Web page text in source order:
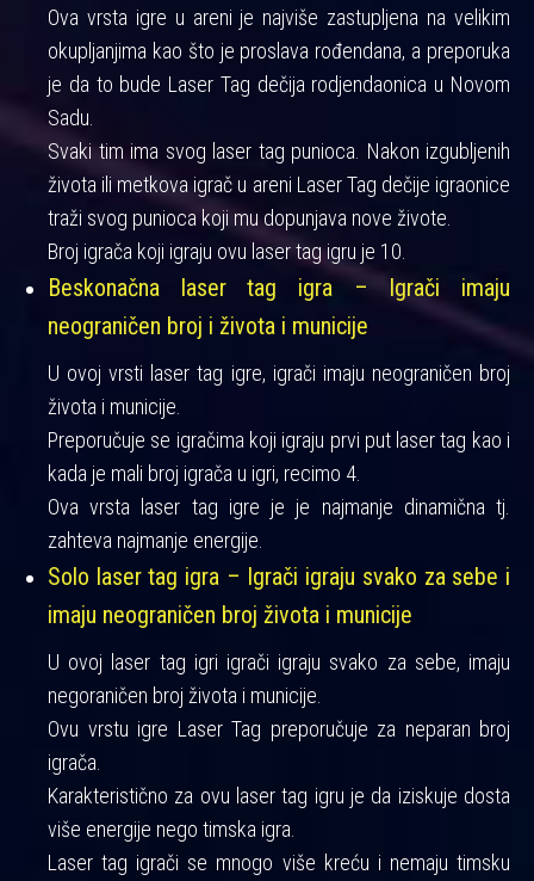
Ova vrsta igre u areni je najviše zastupljena na velikim
okupljanjima kao što je proslava rođendana, a preporuka
je da to bude Laser Tag dečija rodjendaonica u Novom
Sadu.
Svaki tim ima svog laser tag punioca. Nakon izgubljenih
života ili metkova igrač u areni Laser Tag dečije igraonice
traži svog punioca koji mu dopunjava nove živote.
Broj igrača koji igraju ovu laser tag igru je 10.
Beskonačna laser tag igra – Igrači imaju
neograničen broj i života i municije
U ovoj vrsti laser tag igre, igrači imaju neograničen broj
života i municije.
Preporučuje se igračima koji igraju prvi put laser tag kao i
kada je mali broj igrača u igri, recimo 4.
Ova vrsta laser tag igre je je najmanje dinamična tj.
zahteva najmanje energije.
Solo laser tag igra – Igrači igraju svako za sebe i
imaju neograničen broj života i municije
U ovoj laser tag igri igrači igraju svako za sebe, imaju
negoraničen broj života i municije.
Ovu vrstu igre Laser Tag preporučuje za neparan broj
igrača.
Karakteristično za ovu laser tag igru je da iziskuje dosta
više energije nego timska igra.
Laser tag igrači se mnogo više kreću i nemaju timsku